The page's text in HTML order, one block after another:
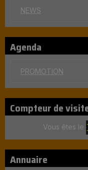
NEWS
Agenda
PROMOTION
Compteur de
Vous êtes le
Annuaire